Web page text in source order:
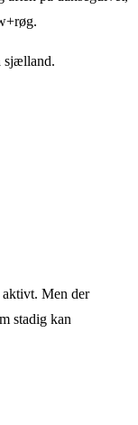
sjælland.
Men der
stadig kan